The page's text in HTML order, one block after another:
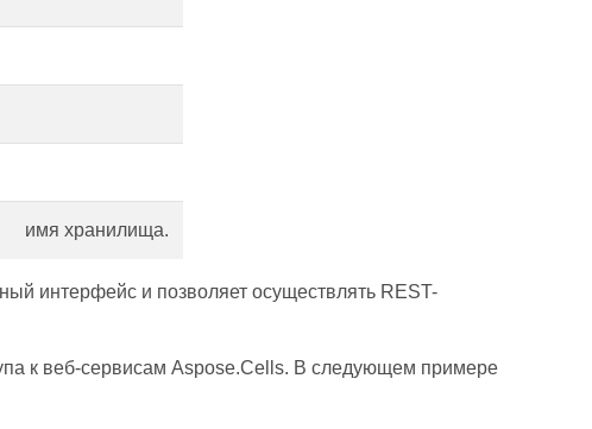
имя хранилища.
интерфейс и позволяет осуществлять REST-
к веб-сервисам Aspose.Cells. В следующем примере